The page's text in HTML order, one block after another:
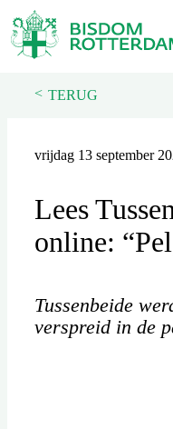
< TERUG
vrijdag 13 september
Lees
online:
Tussenbeide
verspreid in de